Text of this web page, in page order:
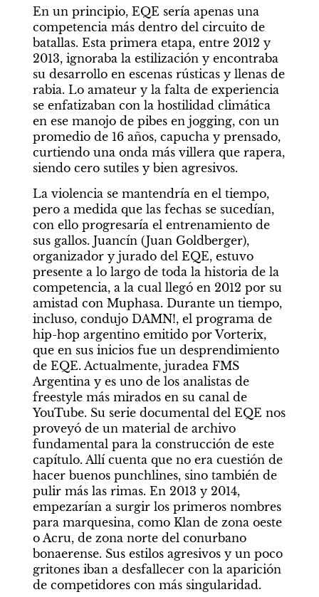
En un principio, EQE sería apenas una
competencia más dentro del circuito de
batallas. Esta primera etapa, entre 2012 y
2013, ignoraba la estilización y encontraba
su desarrollo en escenas rústicas y llenas de
rabia. Lo amateur y la falta de experiencia
se enfatizaban con la hostilidad climática
en ese manojo de pibes en jogging, con un
promedio de 16 años, capucha y prensado,
curtiendo una onda más villera que rapera,
siendo cero sutiles y bien agresivos.
La violencia se mantendría en el tiempo,
pero a medida que las fechas se sucedían,
con ello progresaría el entrenamiento de
sus gallos. Juancín (Juan Goldberger),
organizador y jurado del EQE, estuvo
presente a lo largo de toda la historia de la
competencia, a la cual llegó en 2012 por su
amistad con Muphasa. Durante un tiempo,
incluso, condujo DAMN!, el programa de
hip-hop argentino emitido por Vorterix,
que en sus inicios fue un desprendimiento
de EQE. Actualmente, juradea FMS
Argentina y es uno de los analistas de
freestyle más mirados en su canal de
YouTube. Su serie documental del EQE nos
proveyó de un material de archivo
fundamental para la construcción de este
capítulo. Allí cuenta que no era cuestión de
hacer buenos punchlines, sino también de
pulir más las rimas. En 2013 y 2014,
empezarían a surgir los primeros nombres
para marquesina, como Klan de zona oeste
o Acru, de zona norte del conurbano
bonaerense. Sus estilos agresivos y un poco
gritones iban a desfallecer con la aparición
de competidores con más singularidad.